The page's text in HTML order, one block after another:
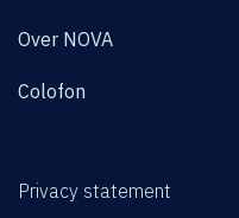
Over NOVA
Colofon
Privacy statement